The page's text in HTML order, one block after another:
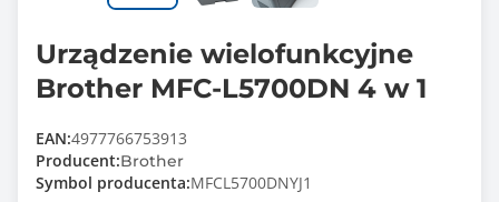
Urządzenie wielofunkcyjne
Brother MFC-L5700DN 4 w 1
EAN:4977766753913
Producent:Brother
Symbol producenta:MFCL5700DNYJ1